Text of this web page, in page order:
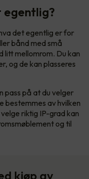
egentlig?
det egentlig er for
bånd med små
litt mellomrom. Du kan
og de kan plasseres
pass på at du velger
bestemmes av hvilken
riktig IP-grad kan
og til
kjøp av